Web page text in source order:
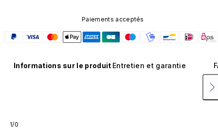
Paiements acceptés
Informations sur le produit Entretien et garantie
1/0